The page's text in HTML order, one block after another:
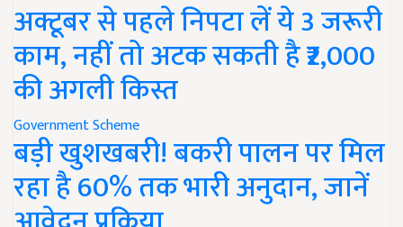
अक्टूबर से पहले निपटा लें ये 3 जरूरी
काम, नहीं तो अटक सकती है ₹2,000
की अगली किस्त
Government Scheme
बड़ी खुशखबरी! बकरी पालन पर मिल
रहा है 60% तक भारी अनुदान, जानें